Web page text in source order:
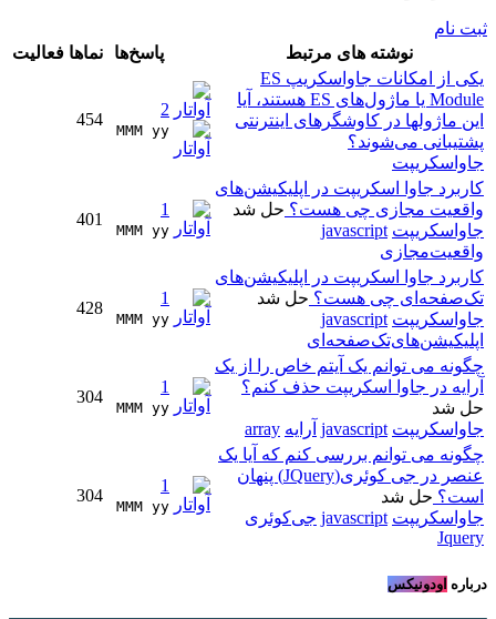
ثبت نام
نوشته های مرتبط
پاسخ‌ها نماها فعالیت
یکی از امکانات جاواسکریپ ES
Module یا ماژول‌های ES هستند، آیا
این ماژولها در کاوشگرهای اینترنتی
پشتیبانی می‌شوند؟
جاواسکریپت
2
MMM yy
454
کاربرد جاوا اسکریپت در اپلیکیشن‌های
واقعیت مجازی چی هست؟ حل شد
جاواسکریپت javascript
واقعیت‌مجازی
1
MMM yy
401
کاربرد جاوا اسکریپت در اپلیکیشن‌های
تک‌صفحه‌ای چی هست؟ حل شد
جاواسکریپت javascript
اپلیکیشن‌های‌تک‌صفحه‌ای
1
MMM yy
428
چگونه می توانم یک آیتم خاص را از یک
آرایه در جاوا اسکریپت حذف کنم؟
حل شد
جاواسکریپت javascript آرایه array
1
MMM yy
304
چگونه می توانم بررسی کنم که آیا یک
عنصر در جی کوئری(JQuery) پنهان
است؟ حل شد
جاواسکریپت javascript جی‌کوئری
Jquery
1
MMM yy
304
درباره اودونیکس